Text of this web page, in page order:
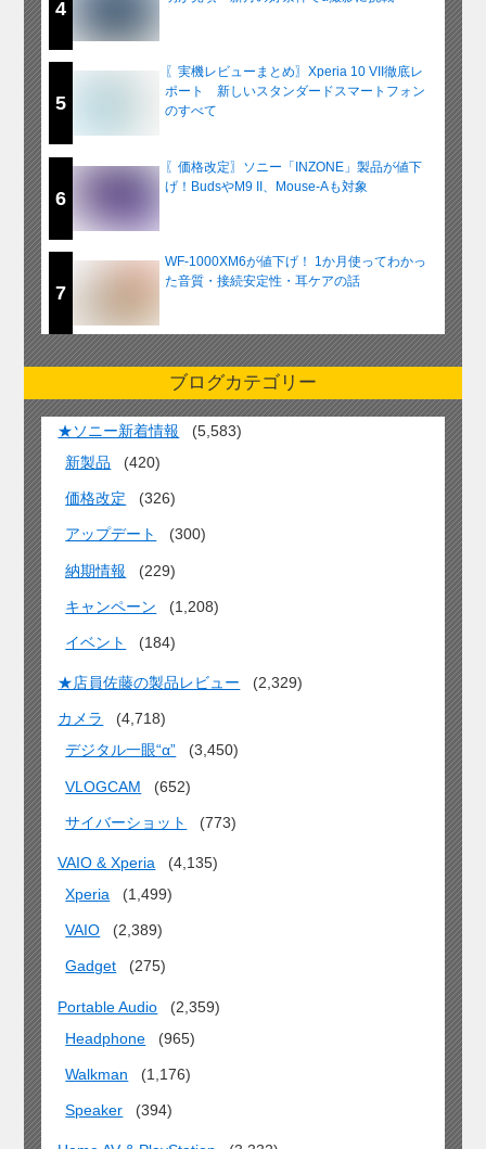
4
5
〖実機レビューまとめ〗Xperia 10 VII徹底レ
ポート 新しいスタンダードスマートフォン
のすべて
6
〖価格改定〗ソニー「INZONE」製品が値下
げ！BudsやM9 II、Mouse-Aも対象
7
WF-1000XM6が値下げ！ 1か月使ってわかっ
た音質・接続安定性・耳ケアの話
ブログカテゴリー
★ソニー新着情報
(5,583)
新製品
(420)
価格改定 (326)
アップデート (300)
納期情報 (229)
キャンペーン (1,208)
イベント (184)
★店員佐藤の製品レビュー (2,329)
カメラ
(4,718)
デジタル一眼“α”
(3,450)
VLOGCAM (652)
サイバーショット (773)
VAIO & Xperia
(4,135)
Xperia
(1,499)
VAIO (2,389)
Gadget (275)
Portable Audio
(2,359)
Headphone
(965)
Walkman (1,176)
Speaker (394)